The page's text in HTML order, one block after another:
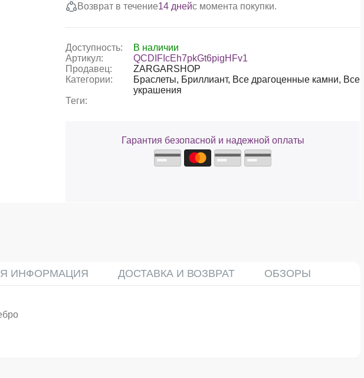
Возврат в течение14 днейс момента покупки.
Доступность:
В наличии
Артикул:
QCDIFIcEh7pkGt6pigHFv1
Продавец:
ZARGARSHOP
Категории:
Браслеты, Бриллиант, Все драгоценные камни, Все
украшения
Теги:
Гарантия безопасной и надежной оплаты
ИНФОРМАЦИЯ ДОСТАВКА И ВОЗВРАТ ОБЗОРЫ